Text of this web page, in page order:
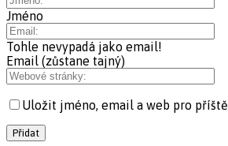
Jméno
Tohle nevypadá jako email!
Email (zůstane tajný)
Uložit jméno, email a web pro příště